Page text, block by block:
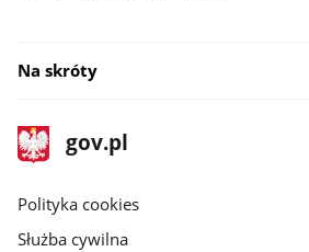
Na skróty
stopka
gov.pl
Strona
gov.pl
gov.pl
Polityka cookies
Służba cywilna